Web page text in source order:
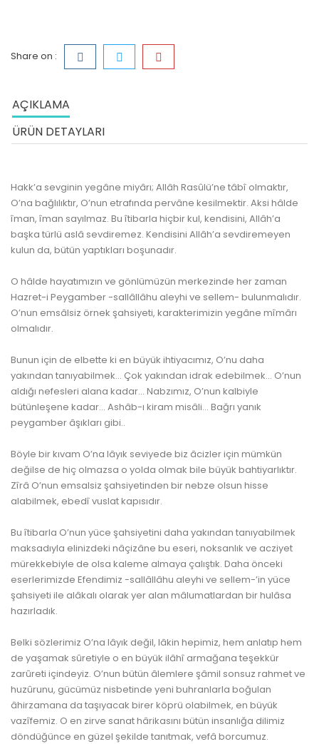
Share on :
AÇIKLAMA
ÜRÜN DETAYLARI
Hakk’a sevginin yegâne miyârı; Allâh Rasûlü’ne tâbî olmaktır,
O’na bağlılıktır, O’nun etrafında pervâne kesilmektir. Aksi hâlde
îman, îman sayılmaz. Bu îtibarla hiçbir kul, kendisini, Allâh’a
başka türlü aslâ sevdiremez. Kendisini Allâh’a sevdiremeyen
kulun da, bütün yaptıkları boşunadır.
O hâlde hayatımızın ve gönlümüzün merkezinde her zaman
Hazret-i Peygamber -sallâllâhu aleyhi ve sellem- bulunmalıdır.
O’nun emsâlsiz örnek şahsiyeti, karakterimizin yegâne mîmârı
olmalıdır.
Bunun için de elbette ki en büyük ihtiyacımız, O’nu daha
yakından tanıyabilmek… Çok yakından idrak edebilmek… O’nun
aldığı nefesleri alana kadar… Nabzımız, O’nun kalbiyle
bütünleşene kadar… Ashâb-ı kiram misâli… Bağrı yanık
peygamber âşıkları gibi..
Böyle bir kıvam O’na lâyık seviyede biz âcizler için mümkün
değilse de hiç olmazsa o yolda olmak bile büyük bahtiyarlıktır.
Zîrâ O’nun emsalsiz şahsiyetinden bir nebze olsun hisse
alabilmek, ebedî vuslat kapısıdır.
Bu îtibarla O’nun yüce şahsiyetini daha yakından tanıyabilmek
maksadıyla elinizdeki nâçizâne bu eseri, noksanlık ve acziyet
mürekkebiyle de olsa kaleme almaya çalıştık. Daha önceki
eserlerimizde Efendimiz -sallâllâhu aleyhi ve sellem-’in yüce
şahsiyeti ile alâkalı olarak yer alan mâlumatlardan bir hulâsa
hazırladık.
Belki sözlerimiz O’na lâyık değil, lâkin hepimiz, hem anlatıp hem
de yaşamak sûretiyle o en büyük ilâhî armağana teşekkür
zarûreti içindeyiz. O’nun bütün âlemlere şâmil sonsuz rahmet ve
huzûrunu, gücümüz nisbetinde yeni buhranlarla boğulan
âhirzamana da taşıyacak birer köprü olabilmek, en büyük
vazîfemiz. O en zirve sanat hârikasını bütün insanlığa dilimiz
döndüğünce en güzel şekilde tanıtmak, vefâ borcumuz.